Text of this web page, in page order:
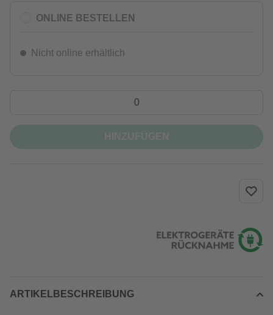
ONLINE BESTELLEN
Nicht online erhältlich
ARTIKELBESCHREIBUNG